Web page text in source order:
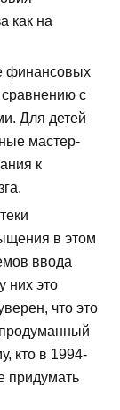
как на
финансовых
с
Для детей
мастер-
к
в этом
ввода
них это
что это
кто в 1994-
придумать